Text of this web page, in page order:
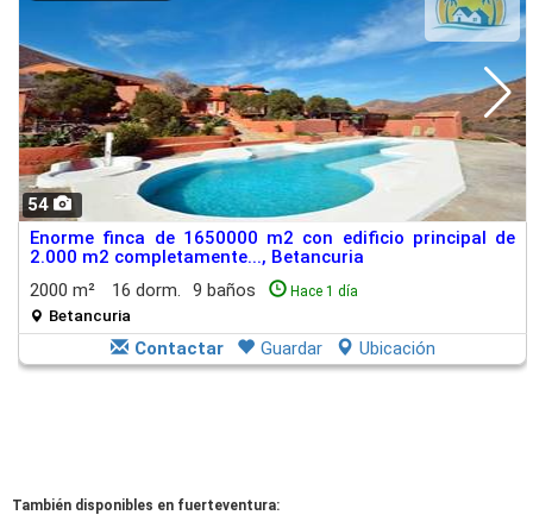
54
Enorme finca de 1650000 m2 con edificio principal de
2.000 m2 completamente..., Betancuria
2000 m²
16 dorm. 9 baños Hace 1 día
Betancuria
Contactar Guardar Ubicación
También disponibles en fuerteventura: